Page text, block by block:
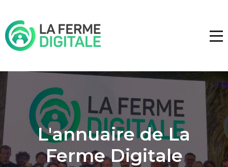
L'annuaire de La
Ferme Digitale